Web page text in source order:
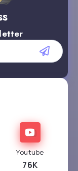
Youtube
76K